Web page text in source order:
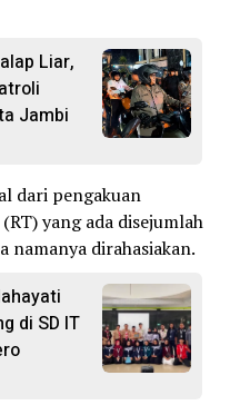
Liar,
Jambi
dari pengakuan
yang ada disejumlah
namanya dirahasiakan.
di SD IT